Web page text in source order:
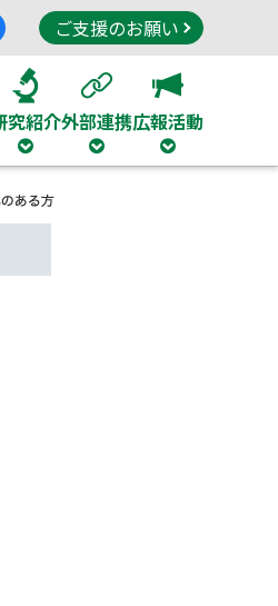
ご支援のお願い
究紹介外部連携広報活動